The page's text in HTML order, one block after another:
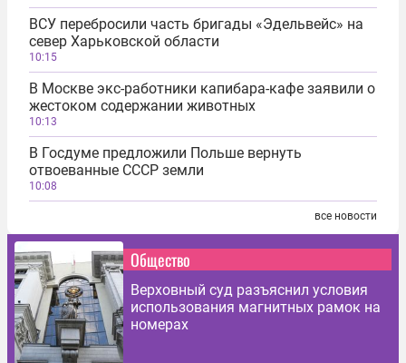
ВСУ перебросили часть бригады «Эдельвейс» на
север Харьковской области
10:15
В Москве экс-работники капибара-кафе заявили о
жестоком содержании животных
10:13
В Госдуме предложили Польше вернуть
отвоеванные СССР земли
10:08
все новости
Общество
Верховный суд разъяснил условия
использования магнитных рамок на
номерах